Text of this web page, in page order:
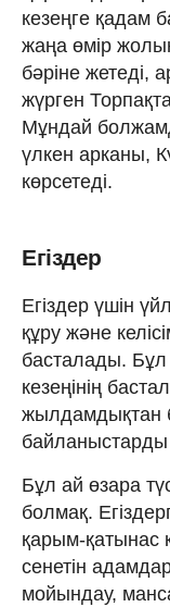
кезеңге қадам
жаңа өмір
бәріне
жүрген
Мұндай
үлкен арканы,
көрсетеді.
Егіздер
Егіздер үшін
құру және
басталады. Бұл
кезеңінің
жылдамдықтан
байланыстарды
Бұл ай өзара
болмақ.
қарым-қатынас
сенетін
мойындау,